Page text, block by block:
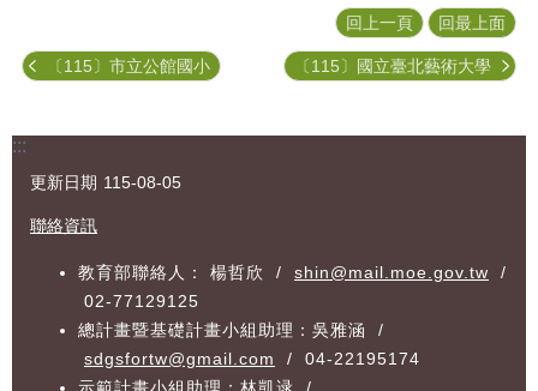
成
果
訊
息
公
回上一頁 回最上面
〔115〕市立公館國小 〔115〕國立臺北藝術大學
:::
更新日期 115-08-05
聯絡資訊
教育部聯絡人： 楊哲欣 / shin@mail.moe.gov.tw /
02-77129125
總計畫暨基礎計畫小組助理：吳雅涵 /
sdgsfortw@gmail.com
/ 04-22195174
示範計畫小組助理：林凱逯 /